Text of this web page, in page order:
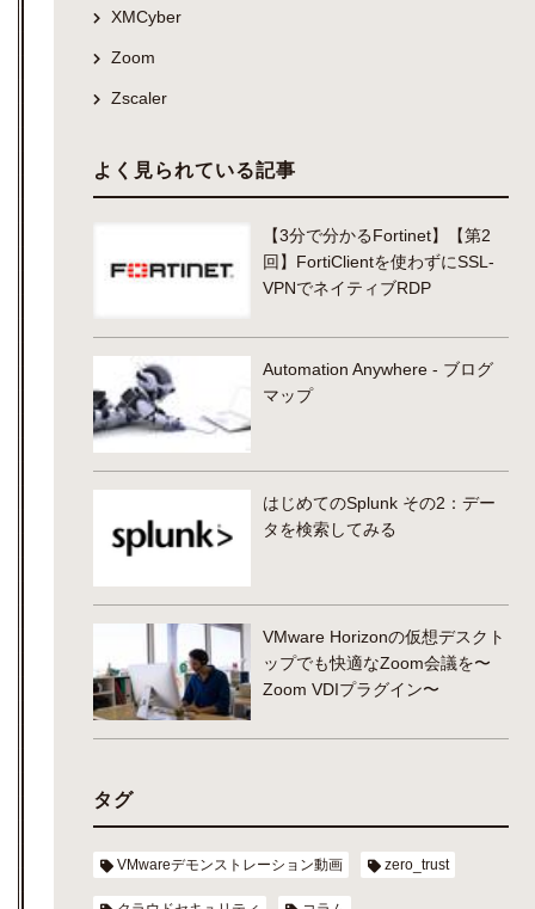
XMCyber
Zoom
Zscaler
よく見られている記事
【3分で分かるFortinet】【第2
回】FortiClientを使わずにSSL-
VPNでネイティブRDP
Automation Anywhere - ブログ
マップ
はじめてのSplunk その2：デー
タを検索してみる
VMware Horizonの仮想デスクト
ップでも快適なZoom会議を〜
Zoom VDIプラグイン〜
タグ
VMwareデモンストレーション動画 zero_trust